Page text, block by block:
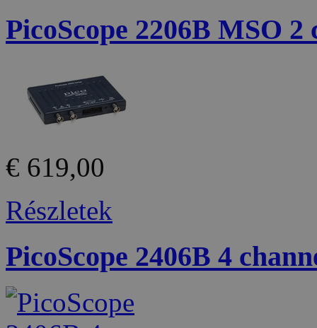
PicoScope 2206B MSO
€ 619,00
Részletek
PicoScope 2406B 4